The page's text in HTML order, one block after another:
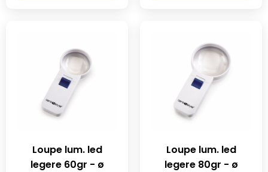
Loupe lum. led
legere 60gr - ø
Loupe lum. led
legere 80gr - ø